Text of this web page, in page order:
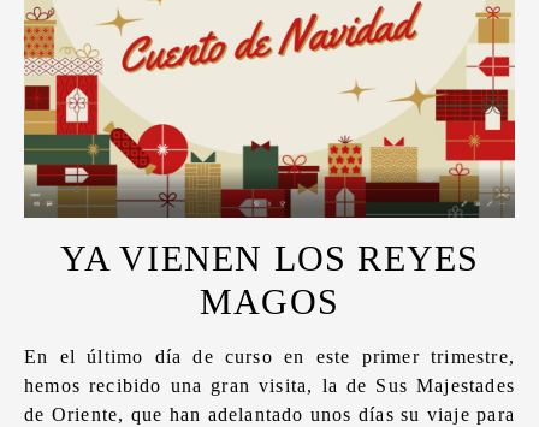
YA VIENEN LOS REYES
MAGOS
En el último día de curso en este primer trimestre,
hemos recibido una gran visita, la de Sus Majestades
de Oriente, que han adelantado unos días su viaje para